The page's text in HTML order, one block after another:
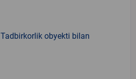
Tadbirkorlik obyekti bilan